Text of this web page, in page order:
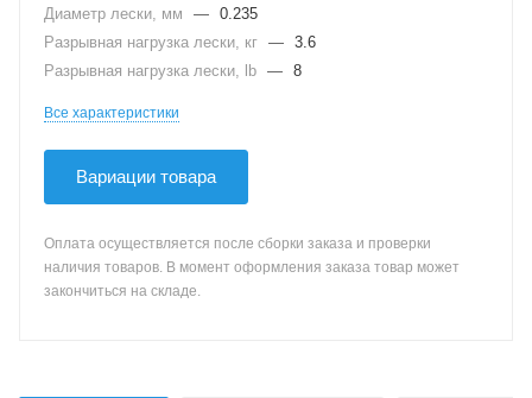
Диаметр лески, мм
— 0.235
Разрывная нагрузка лески, кг — 3.6
Разрывная нагрузка лески, lb — 8
Все характеристики
Вариации товара
Оплата осуществляется после сборки заказа и проверки
наличия товаров. В момент оформления заказа товар может
закончиться на складе.